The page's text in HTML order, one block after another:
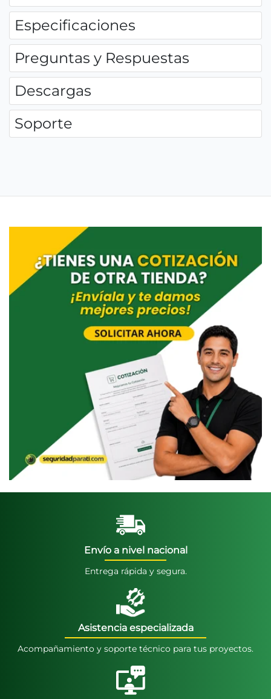
Especificaciones
Preguntas y Respuestas
Descargas
Soporte
Envío a nivel nacional
Entrega rápida y segura.
Asistencia especializada
Acompañamiento y soporte técnico para tus proyectos.